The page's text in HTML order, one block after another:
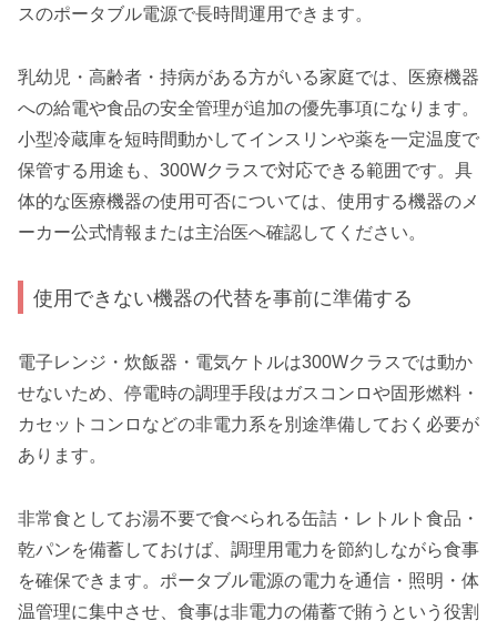
スのポータブル電源で長時間運用できます。
乳幼児・高齢者・持病がある方がいる家庭では、医療機器
への給電や食品の安全管理が追加の優先事項になります。
小型冷蔵庫を短時間動かしてインスリンや薬を一定温度で
保管する用途も、300Wクラスで対応できる範囲です。具
体的な医療機器の使用可否については、使用する機器のメ
ーカー公式情報または主治医へ確認してください。
使用できない機器の代替を事前に準備する
電子レンジ・炊飯器・電気ケトルは300Wクラスでは動か
せないため、停電時の調理手段はガスコンロや固形燃料・
カセットコンロなどの非電力系を別途準備しておく必要が
あります。
非常食としてお湯不要で食べられる缶詰・レトルト食品・
乾パンを備蓄しておけば、調理用電力を節約しながら食事
を確保できます。ポータブル電源の電力を通信・照明・体
温管理に集中させ、食事は非電力の備蓄で賄うという役割